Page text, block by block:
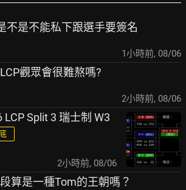
不是不能私下跟選手要簽名
1小時前, 08/06
觀眾會很難熬嗎?
2小時前, 08/06
LCP Split 3 瑞士制 W3
2小時前, 08/06
算是一種Tom的王朝嗎？